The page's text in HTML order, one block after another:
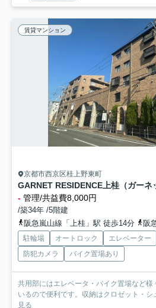
賃貸マンション
京都市西京区桂上野東町
- 管理/共益費8,000円
/築34年 /5階建
阪急嵐山線「上桂」駅 徒歩14分
阪
駐輪場 オートロック エレベーター
防犯カメラ
バイク置場あり
共用部にはエレベータ・バイク置場など
いるので便利です。収納はクロゼット・シ
見る